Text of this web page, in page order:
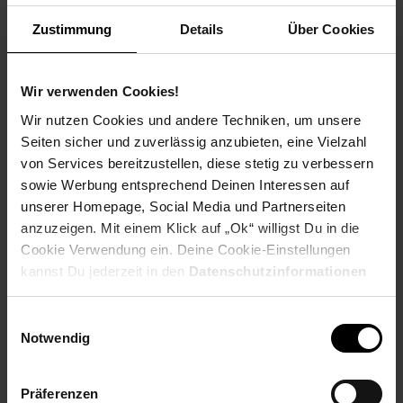
Zustimmung Details Über Cookies
Wir verwenden Cookies!
Wir nutzen Cookies und andere Techniken, um unsere
Seiten sicher und zuverlässig anzubieten, eine Vielzahl
von Services bereitzustellen, diese stetig zu verbessern
sowie Werbung entsprechend Deinen Interessen auf
unserer Homepage, Social Media und Partnerseiten
anzuzeigen. Mit einem Klick auf „Ok“ willigst Du in die
Cookie Verwendung ein. Deine Cookie-Einstellungen
kannst Du jederzeit in den Datenschutzinformationen
ändern bzw. widerrufen.
Notwendig
Präferenzen
Weitere Informationen
Beginn: August/September
Ausbildungsbeginn
Schulabschluss: gute mittlere Reife oder
Fachhochschulreife, Allgemeine
Hochschulreife
Bewerben per Formular